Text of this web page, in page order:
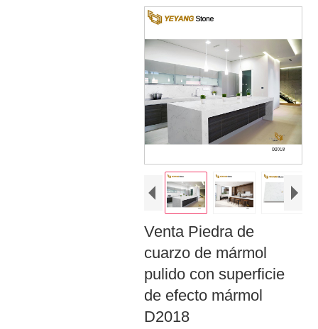
Venta Piedra de
cuarzo de mármol
pulido con superficie
de efecto mármol
D2018